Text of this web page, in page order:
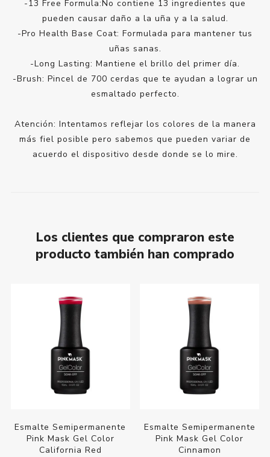
-13 Free Formula:No contiene 13 ingredientes que
pueden causar daño a la uña y a la salud.
-Pro Health Base Coat: Formulada para mantener tus
uñas sanas.
-Long Lasting: Mantiene el brillo del primer día.
-Brush: Pincel de 700 cerdas que te ayudan a lograr un
esmaltado perfecto.
Atención: Intentamos reflejar los colores de la manera
más fiel posible pero sabemos que pueden variar de
acuerdo el dispositivo desde donde se lo mire.
Los clientes que compraron este
producto también han comprado
Esmalte Semipermanente
Pink Mask Gel Color
California Red
Esmalte Semipermanente
Pink Mask Gel Color
Cinnamon